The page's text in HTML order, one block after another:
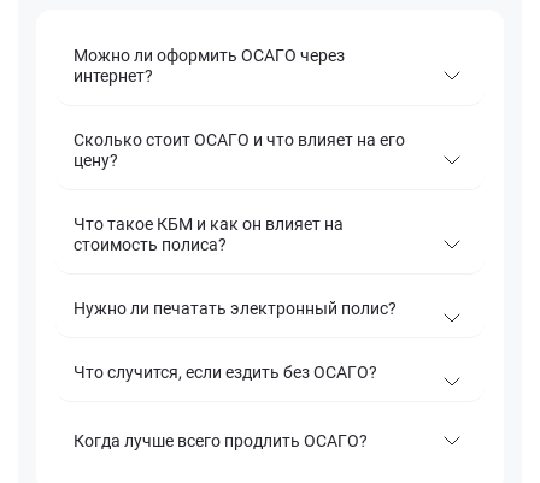
Можно ли оформить ОСАГО через
интернет?
Сколько стоит ОСАГО и что влияет на его
цену?
Что такое КБМ и как он влияет на
стоимость полиса?
Нужно ли печатать электронный полис?
Что случится, если ездить без ОСАГО?
Когда лучше всего продлить ОСАГО?